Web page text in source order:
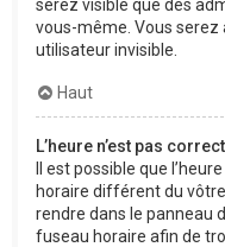
serez visible que des
vous-même. Vous
utilisateur invisible.
Haut
L’heure n’est pas
Il est possible que
horaire différent du
rendre dans le panneau
fuseau horaire afin de